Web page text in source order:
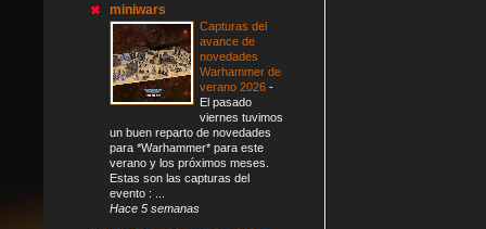
miniwars
Capturas del
avance de
novedades
Warhammer de
verano 2026 -
El pasado
viernes tuvimos
un buen reparto de novedades
para *Warhammer* para este
verano y los próximos meses.
Estas son las capturas del
evento : ...
Hace 5 semanas